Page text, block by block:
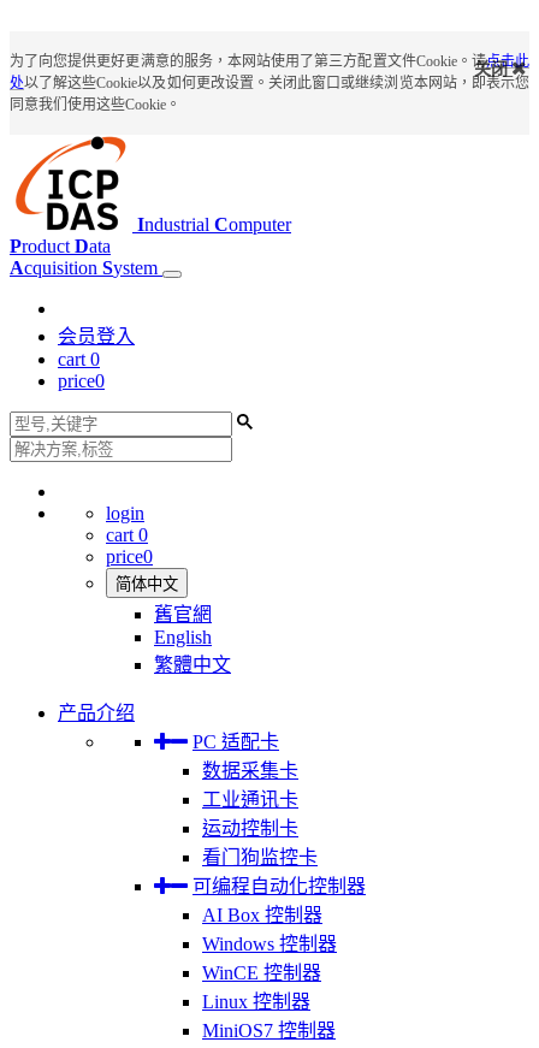
为了向您提供更好更满意的服务，本网站使用了第三方配置文件Cookie。请点击此
处以了解这些Cookie以及如何更改设置。关闭此窗口或继续浏览本网站，即表示您
同意我们使用这些Cookie。
关闭
Industrial Computer
Product Data
Acquisition System
会员登入
cart 0
price0
login
cart 0
price0
简体中文
舊官網
English
繁體中文
产品介绍
PC 适配卡
数据采集卡
工业通讯卡
运动控制卡
看门狗监控卡
可编程自动化控制器
AI Box 控制器
Windows 控制器
WinCE 控制器
Linux 控制器
MiniOS7 控制器